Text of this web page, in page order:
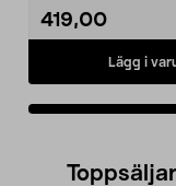
419,00
Lägg i